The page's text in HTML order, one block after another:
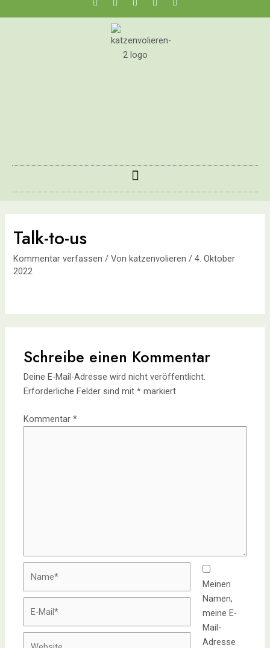
Talk-to-us
Kommentar verfassen / Vonkatzenvolieren /4. Oktober
2022
Schreibe einen Kommentar
Deine E-Mail-Adresse wird nicht veröffentlicht.
Erforderliche Felder sind mit* markiert
Kommentar*
Meinen
Namen,
meine E-
Mail-
Adresse